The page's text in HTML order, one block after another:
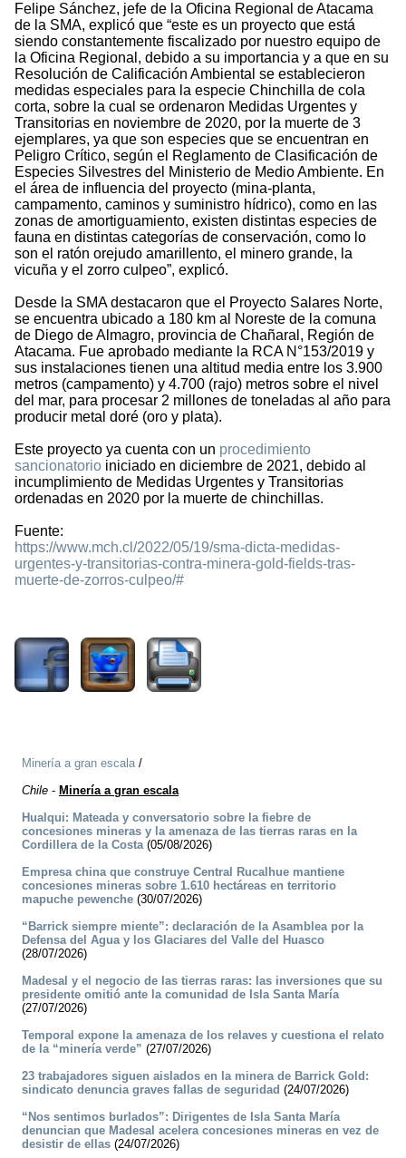
Felipe Sánchez, jefe de la Oficina Regional de Atacama
de la SMA, explicó que “este es un proyecto que está
siendo constantemente fiscalizado por nuestro equipo de
la Oficina Regional, debido a su importancia y a que en su
Resolución de Calificación Ambiental se establecieron
medidas especiales para la especie Chinchilla de cola
corta, sobre la cual se ordenaron Medidas Urgentes y
Transitorias en noviembre de 2020, por la muerte de 3
ejemplares, ya que son especies que se encuentran en
Peligro Crítico, según el Reglamento de Clasificación de
Especies Silvestres del Ministerio de Medio Ambiente. En
el área de influencia del proyecto (mina-planta,
campamento, caminos y suministro hídrico), como en las
zonas de amortiguamiento, existen distintas especies de
fauna en distintas categorías de conservación, como lo
son el ratón orejudo amarillento, el minero grande, la
vicuña y el zorro culpeo”, explicó.
Desde la SMA destacaron que el Proyecto Salares Norte,
se encuentra ubicado a 180 km al Noreste de la comuna
de Diego de Almagro, provincia de Chañaral, Región de
Atacama. Fue aprobado mediante la RCA N°153/2019 y
sus instalaciones tienen una altitud media entre los 3.900
metros (campamento) y 4.700 (rajo) metros sobre el nivel
del mar, para procesar 2 millones de toneladas al año para
producir metal doré (oro y plata).
Este proyecto ya cuenta con un procedimiento
sancionatorio iniciado en diciembre de 2021, debido al
incumplimiento de Medidas Urgentes y Transitorias
ordenadas en 2020 por la muerte de chinchillas.
Fuente:
https://www.mch.cl/2022/05/19/sma-dicta-medidas-
urgentes-y-transitorias-contra-minera-gold-fields-tras-
muerte-de-zorros-culpeo/#
Minería a gran escala/
Chile - Minería a gran escala
Hualqui: Mateada y conversatorio sobre la fiebre de
concesiones mineras y la amenaza de las tierras raras en la
Cordillera de la Costa(05/08/2026)
Empresa china que construye Central Rucalhue mantiene
concesiones mineras sobre 1.610 hectáreas en territorio
mapuche pewenche (30/07/2026)
“Barrick siempre miente”: declaración de la Asamblea por la
Defensa del Agua y los Glaciares del Valle del Huasco
(28/07/2026)
Madesal y el negocio de las tierras raras: las inversiones que su
presidente omitió ante la comunidad de Isla Santa María
(27/07/2026)
Temporal expone la amenaza de los relaves y cuestiona el relato
de la “minería verde” (27/07/2026)
23 trabajadores siguen aislados en la minera de Barrick Gold:
sindicato denuncia graves fallas de seguridad (24/07/2026)
“Nos sentimos burlados”: Dirigentes de Isla Santa María
denuncian que Madesal acelera concesiones mineras en vez de
desistir de ellas (24/07/2026)